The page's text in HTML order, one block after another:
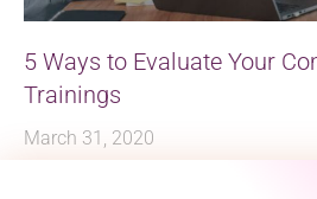
5 Ways to Evaluate Your
Trainings
March 31, 2020